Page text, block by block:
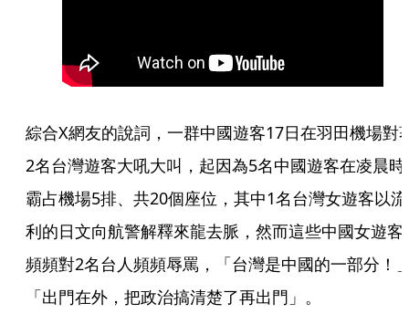
綜合X網友的說詞，一群中國遊客17日在羽田機場對
2名台灣遊客大吼大叫，起因為5名中國遊客在凌晨時
霸占機場5排、共20個座位，其中1名台灣女遊客以流
利的日文向航警解釋來龍去脈，然而這些中國女遊客
頻頻對2名台人頻頻辱罵，「台灣是中國的一部分！
「出門在外，把政治搞清楚了再出門」。